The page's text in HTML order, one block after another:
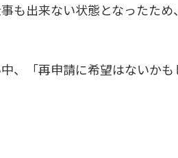
も出来ない状態となったた
、「再申請に希望はないか